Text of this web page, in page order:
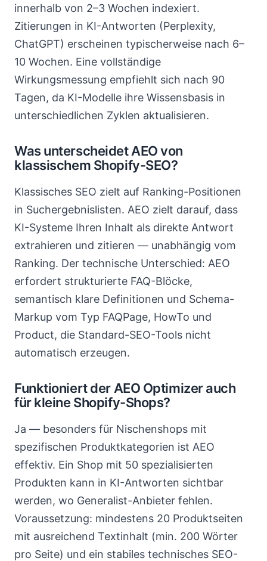
innerhalb von 2–3 Wochen indexiert.
Zitierungen in KI-Antworten (Perplexity,
ChatGPT) erscheinen typischerweise nach 6–
10 Wochen. Eine vollständige
Wirkungsmessung empfiehlt sich nach 90
Tagen, da KI-Modelle ihre Wissensbasis in
unterschiedlichen Zyklen aktualisieren.
Was unterscheidet AEO von
klassischem Shopify-SEO?
Klassisches SEO zielt auf Ranking-Positionen
in Suchergebnislisten. AEO zielt darauf, dass
KI-Systeme Ihren Inhalt als direkte Antwort
extrahieren und zitieren — unabhängig vom
Ranking. Der technische Unterschied: AEO
erfordert strukturierte FAQ-Blöcke,
semantisch klare Definitionen und Schema-
Markup vom Typ FAQPage, HowTo und
Product, die Standard-SEO-Tools nicht
automatisch erzeugen.
Funktioniert der AEO Optimizer auch
für kleine Shopify-Shops?
Ja — besonders für Nischenshops mit
spezifischen Produktkategorien ist AEO
effektiv. Ein Shop mit 50 spezialisierten
Produkten kann in KI-Antworten sichtbar
werden, wo Generalist-Anbieter fehlen.
Voraussetzung: mindestens 20 Produktseiten
mit ausreichend Textinhalt (min. 200 Wörter
pro Seite) und ein stabiles technisches SEO-